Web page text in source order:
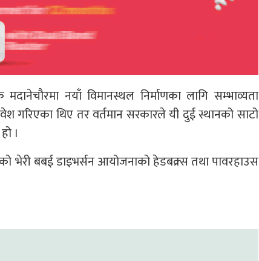
नयाँ विमानस्थल निर्माणका लागि सम्भाव्यता
गरिएका थिए तर वर्तमान सरकारले यी दुई स्थानको साटो
।
भेरी बबई डाइभर्सन आयोजनाको हेडबक्र्स तथा पावरहाउस